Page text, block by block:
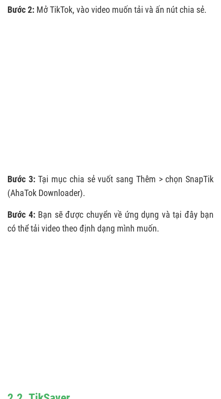
Bước 2: Mở TikTok, vào video muốn tải và ấn nút chia sẻ.
Bước 3: Tại mục chia sẻ vuốt sang Thêm > chọn SnapTik
(AhaTok Downloader).
Bước 4: Bạn sẽ được chuyển về ứng dụng và tại đây bạn
có thể tải video theo định dạng mình muốn.